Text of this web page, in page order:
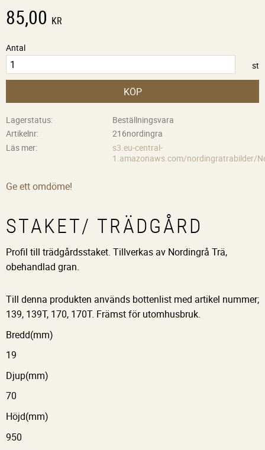
85,00 KR
Antal
st
KÖP
Lagerstatus
Beställningsvara
Artikelnr
216nordingra
Läs mer
s3.eu-central-
1.amazonaws.com/nordingratrabilder/
Ge ett omdöme!
STAKET/ TRÄDGÅRD
Profil till trädgårdsstaket. Tillverkas av Nordingrå Trä,
obehandlad gran.
Till denna produkten används bottenlist med artikel nummer;
139, 139T, 170, 170T. Främst för utomhusbruk.
Bredd(mm)
19
Djup(mm)
70
Höjd(mm)
950